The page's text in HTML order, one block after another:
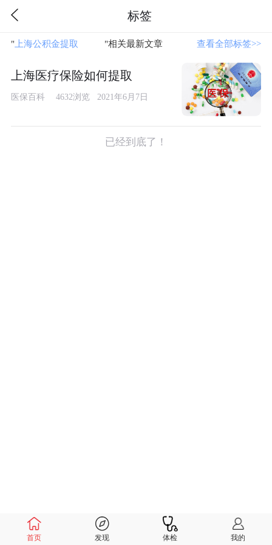
标签
"上海公积金提取 "相关最新文章 查看全部标签>>
上海医疗保险如何提取
医保百科 4632浏览 2021年6月7日
已经到底了！
首页 发现 体检 我的